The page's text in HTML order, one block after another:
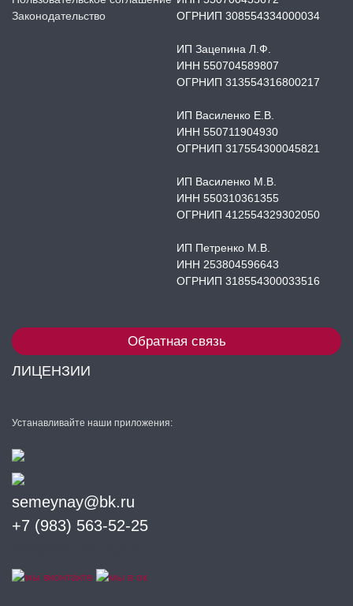
Законодательство
ОГРНИП 308554334000034
ИП Зацепина Л.Ф.
ИНН 550704589807
ОГРНИП 313554316800217
ИП Василенко Е.В.
ИНН 550711904930
ОГРНИП 317554300045821
ИП Василенко М.В.
ИНН 550310361355
ОГРНИП 412554329302050
ИП Петренко М.В.
ИНН 253804596643
ОГРНИП 318554300033516
Обратная связь
ЛИЦЕНЗИИ
Устанавливайте наши приложения:
semeynay@bk.ru
+7 (983) 563-52-25